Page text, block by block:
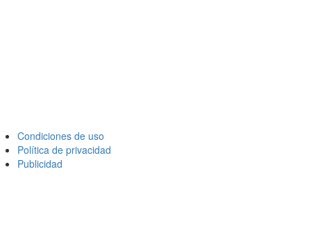
Condiciones de uso
Política de privacidad
Publicidad